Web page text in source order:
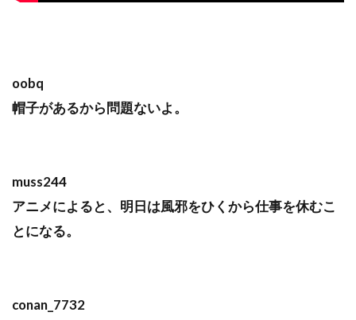
oobq
帽子があるから問題ないよ。
muss244
アニメによると、明日は風邪をひくから仕事を休むこ
とになる。
conan_7732